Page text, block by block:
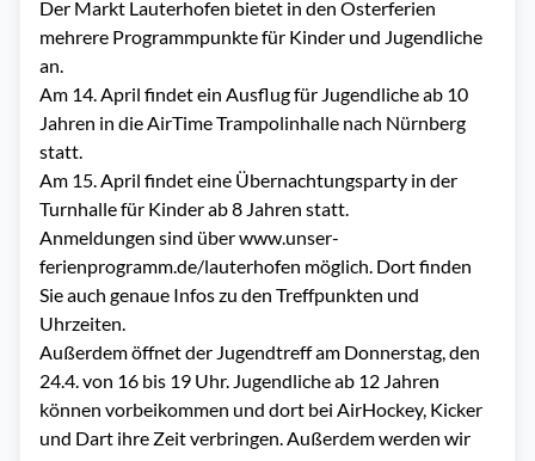
Der Markt Lauterhofen bietet in den Osterferien
mehrere Programmpunkte für Kinder und Jugendliche
an.
Am 14. April findet ein Ausflug für Jugendliche ab 10
Jahren in die AirTime Trampolinhalle nach Nürnberg
statt.
Am 15. April findet eine Übernachtungsparty in der
Turnhalle für Kinder ab 8 Jahren statt.
Anmeldungen sind überwww.unser-
ferienprogramm.de/lauterhofen möglich. Dort finden
Sie auch genaue Infos zu den Treffpunkten und
Uhrzeiten.
Außerdem öffnet der Jugendtreff am Donnerstag, den
24.4. von 16 bis 19 Uhr. Jugendliche ab 12 Jahren
können vorbeikommen und dort bei AirHockey, Kicker
und Dart ihre Zeit verbringen. Außerdem werden wir